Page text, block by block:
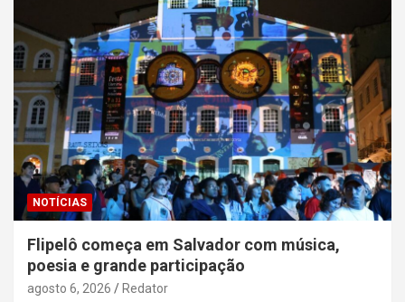
NOTÍCIAS
Flipelô começa em Salvador com música,
poesia e grande participação
agosto 6, 2026 Redator